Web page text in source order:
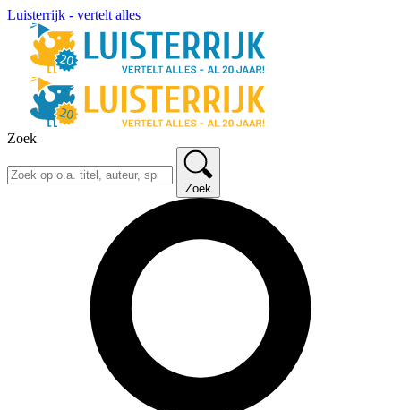
Luisterrijk - vertelt alles
Zoek
Zoek